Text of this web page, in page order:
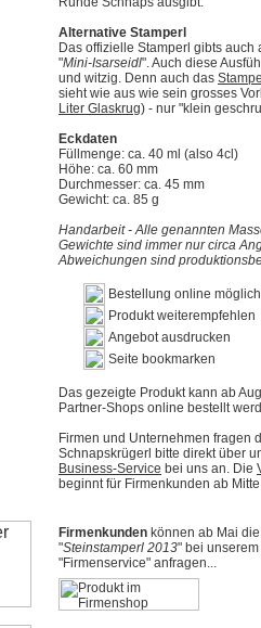
Alternative Stamperl
Das offizielle Stamperl gibts auch
"Mini-Isarseidl". Auch diese
und witzig. Denn auch das
sieht wie aus wie sein grosses
Liter Glaskrug) - nur "klein
Eckdaten
Füllmenge: ca. 40 ml (also 4cl)
Höhe: ca. 60 mm
Durchmesser: ca. 45 mm
Gewicht: ca. 85 g
Handarbeit - Alle genannten
Gewichte sind immer nur circa
Abweichungen sind
Bestellung online möglich
Produkt weiterempfehlen
Angebot ausdrucken
Seite bookmarken
Das gezeigte Produkt kann ab
Partner-Shops online bestellt
Firmen und Unternehmen fragen
Schnapskrügerl bitte direkt über
Business-Service bei uns an. Die
beginnt für Firmenkunden ab
Firmenkunden können ab Mai die
"Steinstamperl 2013" bei unserem
"Firmenservice" anfragen...